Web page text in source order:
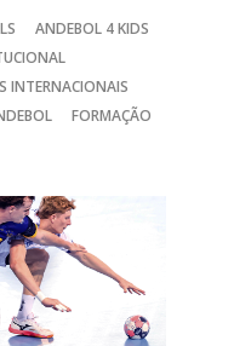
ANDEBOL 4 KIDS
INTERNACIONAIS
FORMAÇÃO